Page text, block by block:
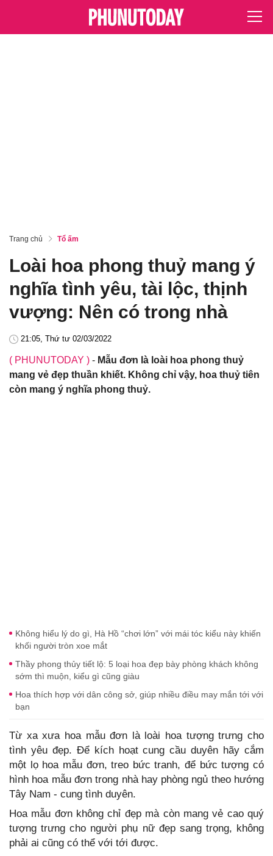
Trang chủ Tổ ấm
Loài hoa phong thuỷ mang ý
nghĩa tình yêu, tài lộc, thịnh
vượng: Nên có trong nhà
21:05, Thứ tư 02/03/2022
( PHUNUTODAY ) - Mẫu đơn là loài hoa phong thuỷ
mang vẻ đẹp thuần khiết. Không chỉ vậy, hoa thuỷ tiên
còn mang ý nghĩa phong thuỷ.
Không hiểu lý do gì, Hà Hồ “chơi lớn” với mái tóc kiểu này khiến
khối người tròn xoe mắt
Thầy phong thủy tiết lộ: 5 loại hoa đẹp bày phòng khách không
sớm thì muộn, kiểu gì cũng giàu
Hoa thích hợp với dân công sở, giúp nhiều điều may mắn tới với
bạn
Từ xa xưa hoa mẫu đơn là loài hoa tượng trưng cho
tình yêu đẹp. Để kích hoạt cung cầu duyên hãy cắm
một lọ hoa mẫu đơn, treo bức tranh, để bức tượng có
hình hoa mẫu đơn trong nhà hay phòng ngủ theo hướng
Tây Nam - cung tình duyên.
Hoa mẫu đơn không chỉ đẹp mà còn mang vẻ cao quý
tượng trưng cho người phụ nữ đẹp sang trọng, không
phải ai cũng có thể với tới được.